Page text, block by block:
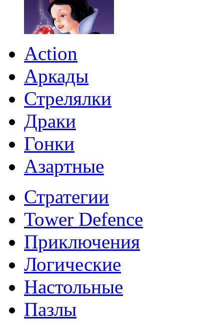
Action
Аркады
Стрелялки
Драки
Гонки
Азартные
Стратегии
Tower Defence
Приключения
Логические
Настольные
Пазлы